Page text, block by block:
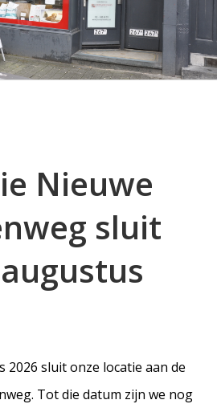
Nieuwe
sluit
2026 sluit onze locatie aan de
Tot die datum zijn we nog